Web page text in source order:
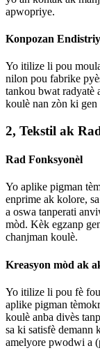
apwopriye.
Konpozan
Yo itilize li pou
nilon pou fabrike
tankou bwat radyatè
koulè nan zòn ki
2, Tekstil ak
Rad Fonksyonèl
Yo aplike pigman
enprime ak kolore,
a oswa tanperati
mòd. Kèk egzanp
chanjman koulè.
Kreasyon mòd ak
Yo itilize li pou fè
aplike pigman
koulè anba divès
sa ki satisfè demann
amelyore pwodwi a